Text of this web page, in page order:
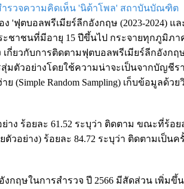
รวจความคิดเห็น 'นิด้าโพล' สถาบันบัณฑิต
'ฟุตบอลพรีเมียร์ลีกอังกฤษ (2023-2024) แ
ระชาชนที่มีอายุ 15 ปีขึ้นไป กระจายทุกภูมิภา
กี่ยวกับการติดตามฟุตบอลพรีเมียร์ลีกอังกฤ
สุ่มตัวอย่างโดยใช้ความน่าจะเป็นจากบัญชี
(Simple Random Sampling) เก็บข้อมูลด้วย
ง ร้อยละ 61.52 ระบุว่า ติดตาม ขณะที่ร้อย
อย่าง) ร้อยละ 84.72 ระบุว่า ติดตามเป็นค
งกฤษในการสำรวจ ปี 2566 มีสัดส่วน เพิ่ม